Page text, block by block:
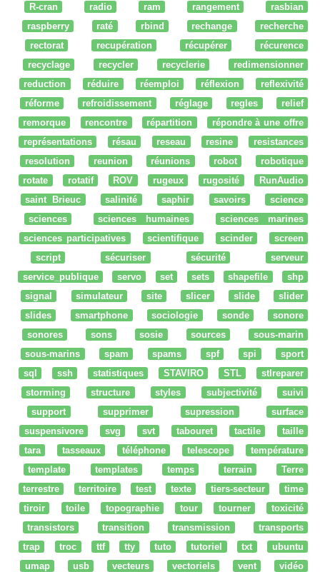
R-cran
radio ram rangement
rasbian
raspberry
raté rbind rechange
recherche
rectorat
recupération récupérer
récurence
recyclage
recycler recyclerie
redimensionner
reduction
réduire réemploi réflexion
reflexivité
réforme
refroidissement réglage regles
relief
remorque
rencontre répartition
répondre à une offre
représentations
résau reseau resine
resistances
resolution
reunion réunions robot
robotique
rotate
rotatif ROV rugeux rugosité
RunAudio
saint Brieuc
salinité saphir savoirs
science
sciences
sciences humaines
sciences marines
sciences participatives
scientifique scinder
screen
script
sécuriser sécurité
serveur
service_publique
servo set sets shapefile
shp
signal
simulateur site slicer slide
slider
slides
smartphone sociologie sonde
sonore
sonores
sons sosie sources
sous-marin
sous-marins
spam spams spf spi
sport
sql
ssh statistiques STAVIRO STL
stlreparer
storming
structure styles subjectivité
suivi
support
supprimer supression
surface
suspensivore
svg svt tabouret tactile
taille
tara
tasseaux téléphone telescope
température
template
templates temps terrain
Terre
terrestre
territoire test texte tiers-secteur
time
tiroir
toile topographie tour tourner
toxicité
transistors
transition transmission
transports
trap
troc ttf tty tuto tutoriel txt
ubuntu
umap
usb vecteurs vectoriels vent
vidéo